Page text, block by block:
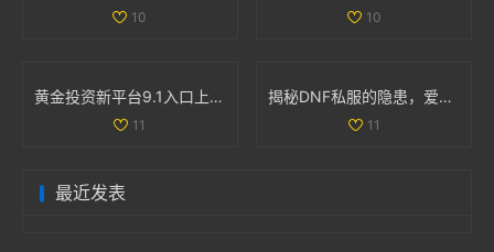
10 10
黄金投资新平台9.1入口上线，尽享财富机会与投资资讯
11
揭秘DNF私服的隐患，爱玩游戏的你该警惕哪些问题
11
最近发表